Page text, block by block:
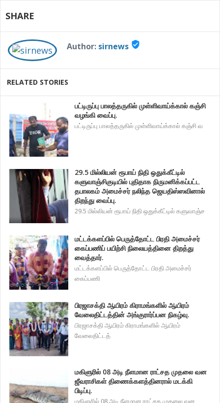
SHARE
Author: sirnews verified_user
RELATED STORIES
பட்டிருப்பு பாலத்தருகில் முள்ளிவாய்க்கால் கஞ்சி
வழங்கி வைப்பு.
பட்டிருப்பு பாலத்தருகில் முள்ளிவாய்க்கால் கஞ்சி வ
29.5 மில்லியன் ரூபாய் நிதி ஒதுக்கீட்டில்
களுவாஞ்சிகுடியில் புதிதாக நிருமனிக்கப்பட்ட
தபாலகம் அமைச்சர் நலிந்த ஜெயதிஸ்ஸவினால்
திறந்து வைப்பு.
29.5 மில்லியன் ரூபாய் நிதி ஒதுக்கீட்டில் களுவாஞ்ச
மட்டக்களப்பில் பெருத்தோட்ட பிரதி அமைச்சர்
கைப்பணிப் பயிற்சி நிலையத்தினை திறத்து
வைத்தார்.
மட்டக்களப்பில் பெருத்தோட்ட பிரதி அமைச்சர்
கைப்பணி
பிரஜாசக்தி ஆயிரம் கிராமங்களில் ஆயிரம்
வேலைதிட்டத்தின் அங்குரார்ப்பன நிகழ்வு.
பிரஜாசக்தி ஆயிரம் கிராமங்களில் ஆயிரம்
வேலைதிட்டத்
மகிளுரில் 08 அடி நீளமான ராட்சத முதலை வன
ஜீவராசிகள் திணைக்களத்தினரால் மடக்கி
பிடிப்பு.